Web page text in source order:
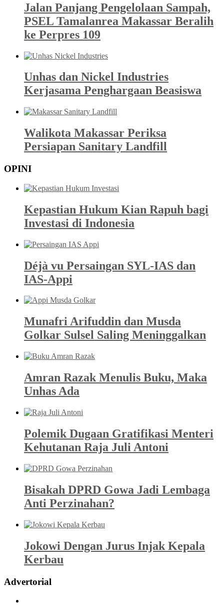
Jalan Panjang Pengelolaan Sampah,
PSEL Tamalanrea Makassar Beralih
ke Perpres 109
Unhas dan Nickel Industries
Kerjasama Penghargaan Beasiswa
Walikota Makassar Periksa
Persiapan Sanitary Landfill
OPINI
Kepastian Hukum Kian Rapuh bagi
Investasi di Indonesia
Déjà vu Persaingan SYL-IAS dan
IAS-Appi
Munafri Arifuddin dan Musda
Golkar Sulsel Saling Meninggalkan
Amran Razak Menulis Buku, Maka
Unhas Ada
Polemik Dugaan Gratifikasi Menteri
Kehutanan Raja Juli Antoni
Bisakah DPRD Gowa Jadi Lembaga
Anti Perzinahan?
Jokowi Dengan Jurus Injak Kepala
Kerbau
Advertorial